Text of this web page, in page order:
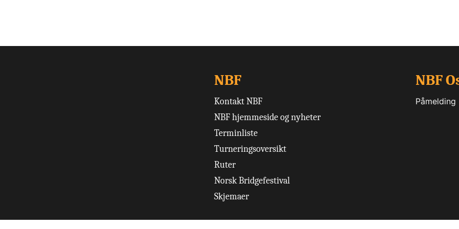
NBF
Kontakt NBF
NBF hjemmeside og nyheter
Terminliste
Turneringsoversikt
Ruter
Norsk Bridgefestival
Skjemaer
NBF
Påmelding